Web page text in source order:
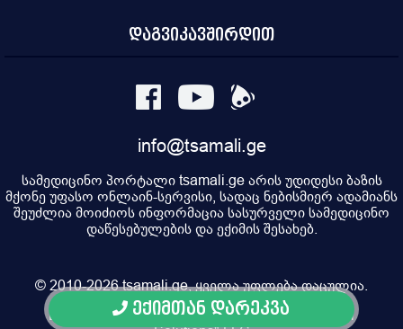
ექიმთან დარეკვა
დაგვიკავშირდით
info@tsamali.ge
სამედიცინო პორტალი tsamali.ge არის უდიდესი ბაზის
მქონე უფასო ონლაინ-სერვისი, სადაც ნებისმიერ ადამიანს
შეუძლია მოიძიოს ინფორმაცია სასურველი სამედიცინო
დაწესებულების და ექიმის შესახებ.
© 2010-2026 tsamali.ge, ყველა უფლება დაცულია.
Developed by Pulsar Digital, Property of "Digital